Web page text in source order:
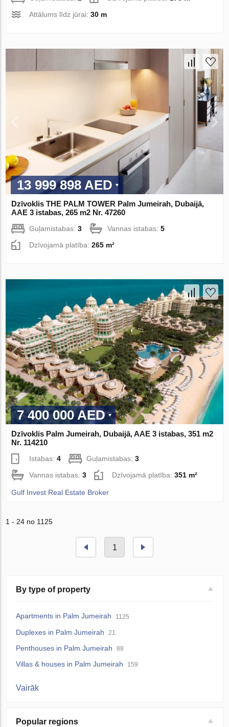
Attālums līdz jūrai:30 m
13 999 898 AED
Dzīvoklis THE PALM TOWER Palm Jumeirah, Dubaijā,
AAE 3 istabas, 265 m2 Nr. 47260
Guļamistabas:3 Vannas istabas:5
Dzīvojamā platība:265 m²
7 400 000 AED
Dzīvoklis Palm Jumeirah, Dubaijā, AAE 3 istabas, 351 m2
Nr. 114210
Istabas:4 Guļamistabas:3
Vannas istabas:3 Dzīvojamā platība:351 m²
Gulf Invest Real Estate Broker
1 - 24 no 1125
1
By type of property
Apartments in Palm Jumeirah 1125
Duplexes in Palm Jumeirah 21
Penthouses in Palm Jumeirah 88
Villas & houses in Palm Jumeirah 159
Vairāk
Popular regions